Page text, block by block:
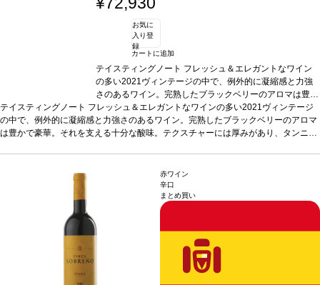
お気に
入り登
録
カートに追加
テイスティングノート フレッシュ＆エレガントなワイン
の多い2021ヴィンテージの中で、例外的に凝縮感と力強
さのあるワイン。完熟したブラックベリーのアロマは豊か
で豪華。それを支える十分な酸味。テクスチャーには厚み
があり、タンニンも滑らかだが、余韻に強いグリップを感
じる（抽出が強い？）。収穫は9月28日から10月12日にか
52% メルロー、30% カベルネ・フラン、18% カベル
ネ・ソーヴィニヨン
テイスティングノート フレッシュ＆エレガントなワインの多い2021ヴィンテージ
の中で、例外的に凝縮感と力強さのあるワイン。完熟したブラックベリーのアロマ
は豊かで豪華。それを支える十分な酸味。テクスチャーには厚みがあり、タンニン
ヴィの持つ南向き斜面のおかげだろう。
葡萄品種
フラン、18% カベルネ・ソーヴィニヨン
赤ワイン
辛口
まとめ買い